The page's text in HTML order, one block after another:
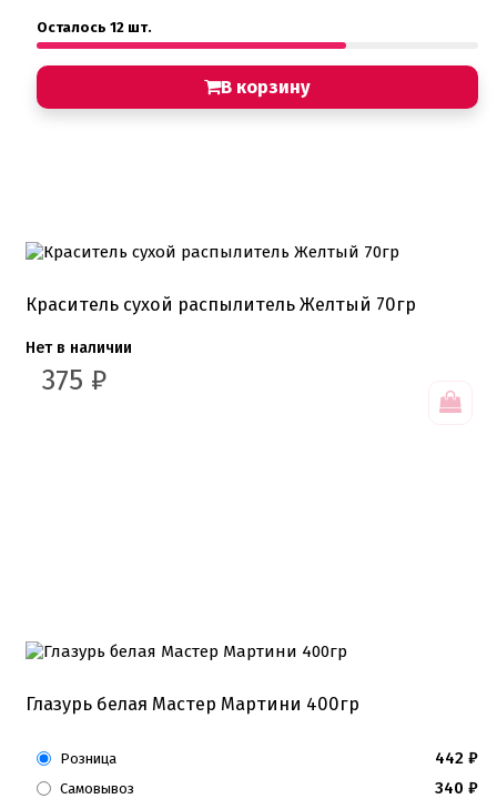
Осталось 12 шт.
В корзину
Краситель сухой распылитель Желтый 70гр
Нет в наличии
375 ₽
Глазурь белая Мастер Мартини 400гр
Розница 442 ₽
Самовывоз 340 ₽